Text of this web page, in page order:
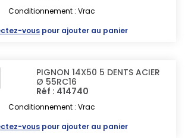
Conditionnement : Vrac
vous pour ajouter au panier
PIGNON 14X50 5 DENTS ACIER
Ø 55RC16
Réf : 414740
Conditionnement : Vrac
vous pour ajouter au panier